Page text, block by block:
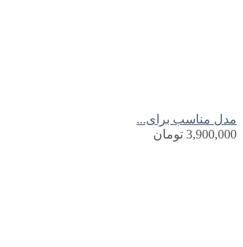
مدل مناسب برای...
3,900,000 تومان